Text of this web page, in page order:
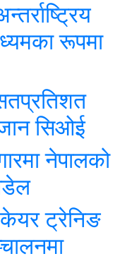
रूपमा
जान सिओई
नेपालको
केयर ट्रेनिङ